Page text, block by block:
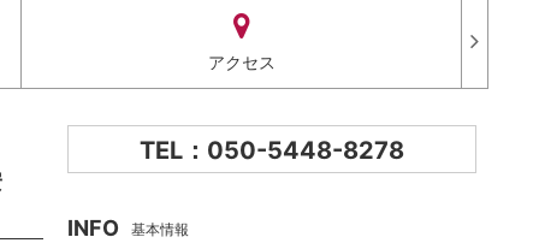
アクセス
TEL：050-5448-8278
INFO 基本情報